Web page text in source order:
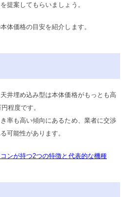
提案してもらいましょう。
体価格の目安を紹介します。
井埋め込み型は本体価格がもっとも高
程度です。
率も高い傾向にあるため、業者に交渉
可能性があります。
ンが持つ2つの特徴と代表的な機種